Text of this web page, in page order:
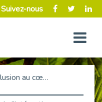
Suivez-nous
[Retour sur événement] L'inclusion au cœur de la Place de l'Emploi à La Défense !